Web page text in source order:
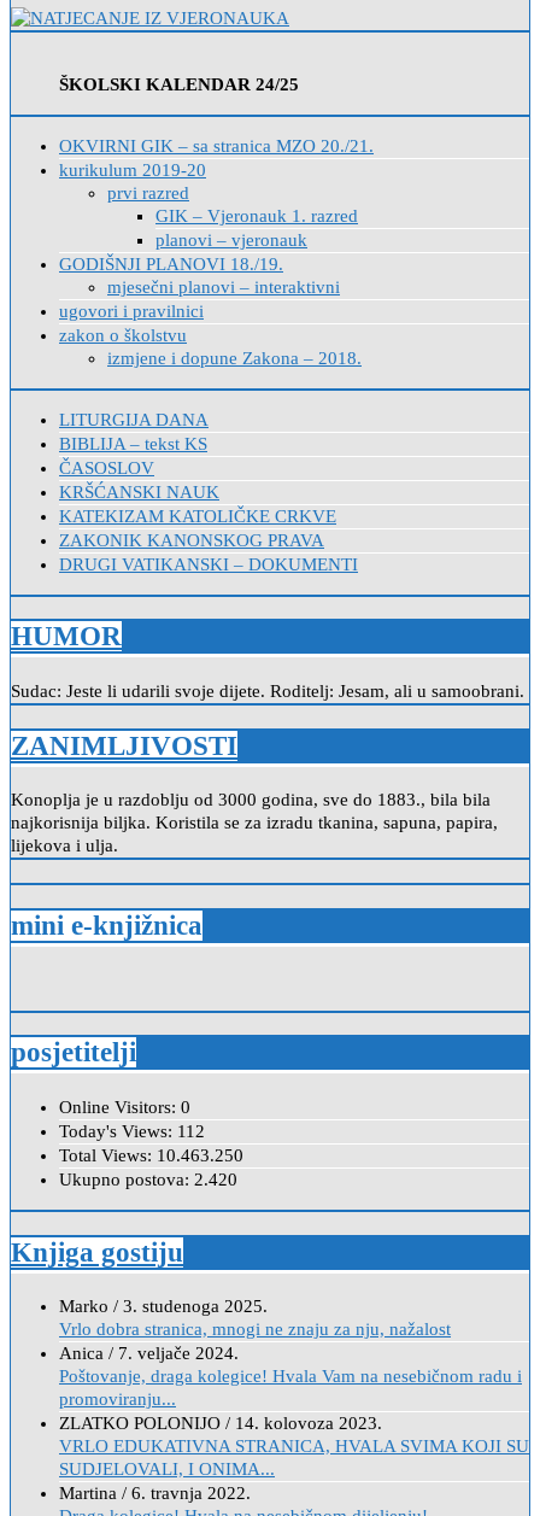
ŠKOLSKI KALENDAR 24/25
OKVIRNI GIK – sa stranica MZO 20./21.
kurikulum 2019-20
prvi razred
GIK – Vjeronauk 1. razred
planovi – vjeronauk
GODIŠNJI PLANOVI 18./19.
mjesečni planovi – interaktivni
ugovori i pravilnici
zakon o školstvu
izmjene i dopune Zakona – 2018.
LITURGIJA DANA
BIBLIJA – tekst KS
ČASOSLOV
KRŠĆANSKI NAUK
KATEKIZAM KATOLIČKE CRKVE
ZAKONIK KANONSKOG PRAVA
DRUGI VATIKANSKI – DOKUMENTI
HUMOR
Sudac: Jeste li udarili svoje dijete. Roditelj: Jesam, ali u samoobrani.
ZANIMLJIVOSTI
Konoplja je u razdoblju od 3000 godina, sve do 1883., bila bila
najkorisnija biljka. Koristila se za izradu tkanina, sapuna, papira,
lijekova i ulja.
mini e-knjižnica
posjetitelji
Online Visitors: 0
Today's Views: 112
Total Views: 10.463.250
Ukupno postova: 2.420
Knjiga gostiju
Marko / 3. studenoga 2025.
Vrlo dobra stranica, mnogi ne znaju za nju, nažalost
Anica / 7. veljače 2024.
Poštovanje, draga kolegice! Hvala Vam na nesebičnom radu i
promoviranju...
ZLATKO POLONIJO / 14. kolovoza 2023.
VRLO EDUKATIVNA STRANICA, HVALA SVIMA KOJI SU
SUDJELOVALI, I ONIMA...
Martina / 6. travnja 2022.